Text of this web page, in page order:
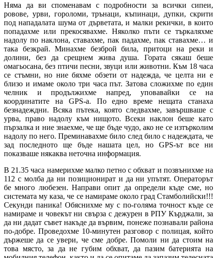
Няма да ви споменавам с подробности за всички сипеи,
ровове, урви, гороломи, трънаци, къпинаци, дупки, скрити
под нападалата шума от дърветата, и малки рекички, в които
попадахме или прекосявахме. Няколко пъти се търкаляхме
надолу по наклона, ставахме, пак падахме, пак ставахме… и
така безкрай. Минахме безброй била, притоци на реки и
долини, без да срещнем жива душа. Гората сякаш беше
омагьосана, без птичи песни, звуци или животни. Към 18 часа
се стъмни, но ние бяхме обзети от надежда, че целта ни е
близо и имаме около три часа път. Затова сложихме по един
челник и продължихме напред, уповавайки се на
координатите на GPS-а. По едно време нещата станаха
безнадеждни. Всяка пътека, която следвахме, завършваше с
урва, право надолу към нищото. Всеки наклон беше като
пързалка и ние знаехме, че ще бъде чудо, ако не се изтърколим
надолу по него. Преминавахме било след било с надеждата, че
зад последното ще бъде нашата цел, но GPS-ът все ни
показваше някаква неточна информация.
В 21.35 часа намерихме малко петно с обхват и позвънихме на
112 с молба да ни позиционират и да ни упътят. Операторът
бе много любезен. Направи опит да определи къде сме, но
системата му каза, че се намираме около град Стамболийски!!!
Секунди паника! Обяснихме му с по-голяма точност къде се
намираме и човекът ни свърза с дежурен в РПУ Кърджали, за
да ни дадат съвет накъде да вървим, понеже познавали района
по-добре. Проведохме 10-минутен разговор с полицая, който
държеше да се увери, че сме добре. Помоли ни да стоим на
това място, за да не губим обхват, да пазим батерията на